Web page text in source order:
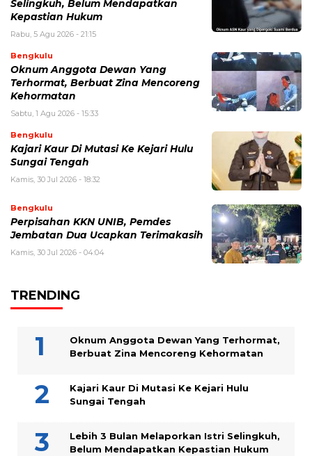
Selingkuh, Belum Mendapatkan
Kepastian Hukum
Rabu, 5 Agu 2026 - 21:15
Bengkulu
Oknum Anggota Dewan Yang
Terhormat, Berbuat Zina Mencoreng
Kehormatan
Sabtu, 1 Agu 2026 - 15:33
Bengkulu
Kajari Kaur Di Mutasi Ke Kejari Hulu
Sungai Tengah
Kamis, 30 Jul 2026 - 18:32
Bengkulu
Perpisahan KKN UNIB, Pemdes
Jembatan Dua Ucapkan Terimakasih
Kamis, 30 Jul 2026 - 04:04
TRENDING
Oknum Anggota Dewan Yang Terhormat,
Berbuat Zina Mencoreng Kehormatan
Kajari Kaur Di Mutasi Ke Kejari Hulu
Sungai Tengah
Lebih 3 Bulan Melaporkan Istri Selingkuh,
Belum Mendapatkan Kepastian Hukum